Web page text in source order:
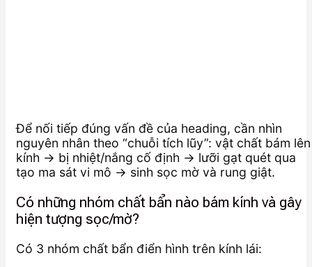
Để nối tiếp đúng vấn đề của heading, cần nhìn
nguyên nhân theo “chuỗi tích lũy”: vật chất bám lên
kính → bị nhiệt/nắng cố định → lưỡi gạt quét qua
tạo ma sát vi mô → sinh sọc mờ và rung giật.
Có những nhóm chất bẩn nào bám kính và gây
hiện tượng sọc/mờ?
Có 3 nhóm chất bẩn điển hình trên kính lái: